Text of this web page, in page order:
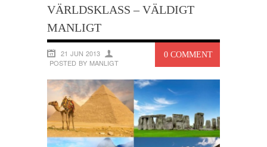
VÄRLDSKLASS – VÄLDIGT
MANLIGT
0 COMMENT
21 JUN 2013
POSTED BY MANLIGT